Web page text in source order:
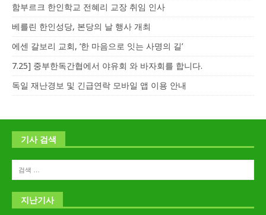
함부르크 한인학교 전혜리 교장 취임 인사
베를린 한인성당, 본당의 날 행사 개최
에센 갈보리 교회, ‘한 마음으로 잇는 사명의 길’
7.25] 중부한독간협에서 야유회 와 바자회를 합니다.
독일 재난경보 및 긴급연락 모바일 앱 이용 안내
기사 검색
지난기사